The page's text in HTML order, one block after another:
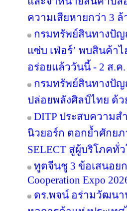
ความเสียหายกว่า 3
กรมทรัพย์สินทางปัญ
แซ่บ เฟ่อร์’ พบสินค้า
อร่อยแล้ววันนี้ - 2 ส.ค
กรมทรัพย์สินทางปัญ
ปล่อยพลังศิลป์ไทย ด้
DITP ประสบความส
นิวยอร์ก ตอกย้ำศักยภ
SELECT สู่ผู้บริโภคทั่
ทูตจีนชู 3 ข้อเสนอย
Cooperation Expo
ดร.พจน์ อร่ามวัฒนา